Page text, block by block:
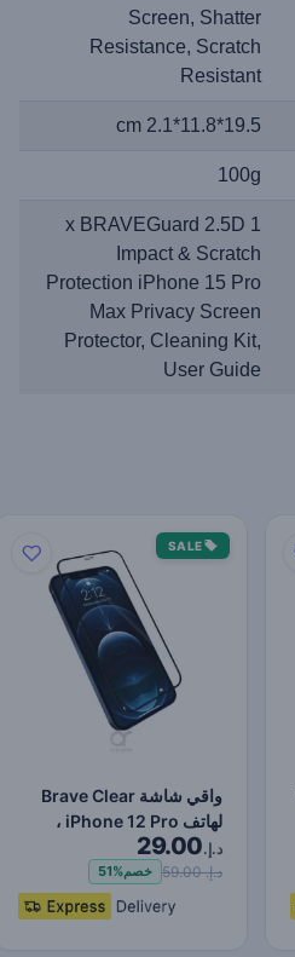
Screen, Shatter
Resistance, Scratch
Resistant
19.5*11.8*2.1 cm
100g
1 x BRAVEGuard 2.5D
Impact & Scratch
Protection iPhone 15 Pro
Max Privacy Screen
Protector, Cleaning Kit,
User Guide
SALE
واقي شاشة Brave Clear
لهاتف iPhone 12 Pro ،
حماية ضد الصدمات وال…
د.إ.29.00
د.إ. 59.00 خصم51%